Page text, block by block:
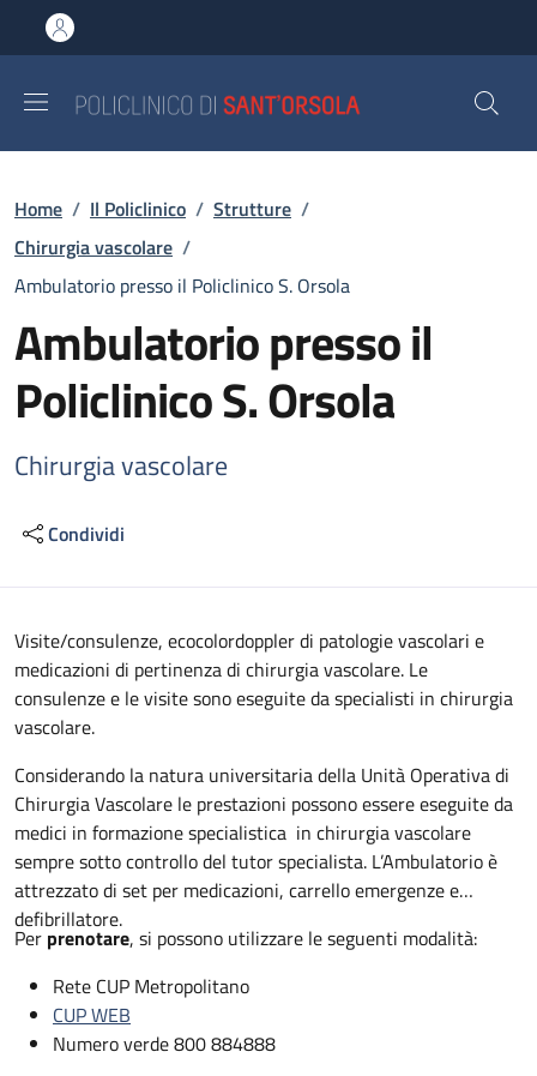
al contenuto principale
to footer content
Briciole di pane
Home / Il Policlinico / Strutture /
Chirurgia vascolare /
Ambulatorio presso il Policlinico S. Orsola
Ambulatorio presso il
Policlinico S. Orsola
Chirurgia vascolare
Condividi
Descrizione
Visite/consulenze, ecocolordoppler di patologie vascolari e
medicazioni di pertinenza di chirurgia vascolare. Le
consulenze e le visite sono eseguite da specialisti in chirurgia
vascolare.
Considerando la natura universitaria della Unità Operativa di
Chirurgia Vascolare le prestazioni possono essere eseguite da
medici in formazione specialistica in chirurgia vascolare
sempre sotto controllo del tutor specialista. L’Ambulatorio è
attrezzato di set per medicazioni, carrello emergenze e
defibrillatore.
Per prenotare, si possono utilizzare le seguenti modalità:
Rete CUP Metropolitano
CUP WEB
Numero verde 800 884888